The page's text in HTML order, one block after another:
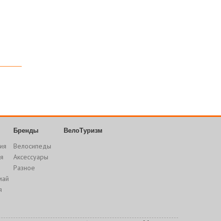
Бренды
Велосипеды
Аксессуары
Разное
ВелоТуризм